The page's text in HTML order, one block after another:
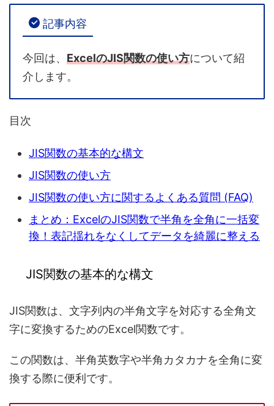
記事内容
今回は、 ExcelのJIS関数の使い方について紹
介します。
目次
JIS関数の基本的な構文
JIS関数の使い方
JIS関数の使い方に関するよくある質問 (FAQ)
まとめ：ExcelのJIS関数で半角を全角に一括変
換！表記揺れをなくしてデータを綺麗に整える
JIS関数の基本的な構文
JIS関数は、文字列内の半角文字を対応する全角文
字に変換するためのExcel関数です。
この関数は、半角英数字や半角カタカナを全角に変
換する際に便利です。